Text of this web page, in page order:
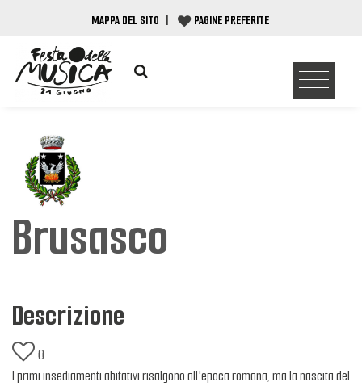
MAPPA DEL SITO | PAGINE PREFERITE
Brusasco
Descrizione
0
I primi insediamenti abitativi risalgono all'epoca romana, ma la nascita del